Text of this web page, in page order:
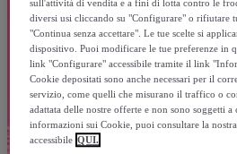
sull'attività di vendita e a fini di lotta contro le
diversi usi cliccando su "Configurare" o rifiutare
"Continua senza accettare". Le tue scelte si
dispositivo. Puoi modificare le tue preferenze in
link "Configurare" accessibile tramite il link
Cookie depositati sono anche necessari per il
servizio, come quelli che misurano il traffico o
adattata delle nostre offerte e non sono soggetti a
informazioni sui Cookie, puoi consultare la
accessibile QUI.